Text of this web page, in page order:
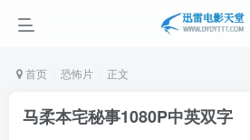
首页 恐怖片 正文
马柔本宅秘事1080P中英双字